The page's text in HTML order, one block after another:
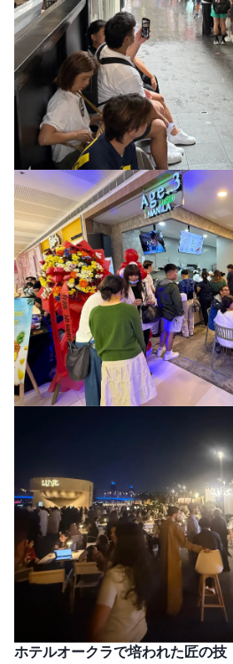
ホテルオークラで培われた匠の技